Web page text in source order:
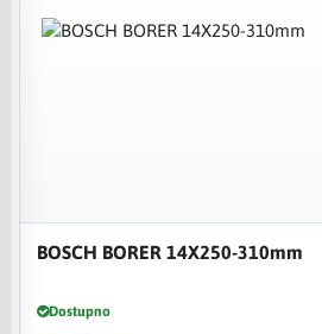
BOSCH BORER 14X250-310mm
Dostupno